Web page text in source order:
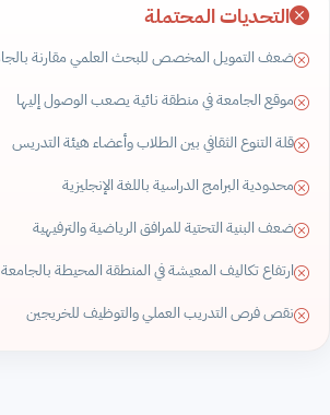
التحديات المحتملة
ضعف التمويل المخصص للبحث العلمي مقارنة
موقع الجامعة في منطقة نائية يصعب الوصول إليها
قلة التنوع الثقافي بين الطلاب وأعضاء هيئة التدريس
محدودية البرامج الدراسية باللغة الإنجليزية
ضعف البنية التحتية للمرافق الرياضية والترفيهية
ارتفاع تكاليف المعيشة في المنطقة المحيطة بالجامعة
نقص فرص التدريب العملي والتوظيف للخريجين